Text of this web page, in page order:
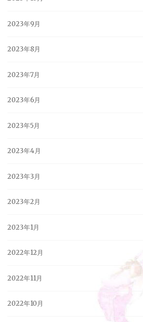
2023年9月
2023年8月
2023年7月
2023年6月
2023年5月
2023年4月
2023年3月
2023年2月
2023年1月
2022年12月
2022年11月
2022年10月